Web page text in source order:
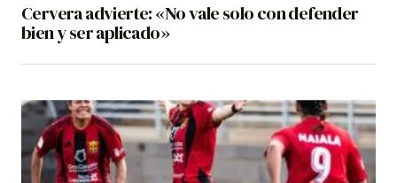
Cervera advierte: «No vale solo con defender
bien y ser aplicado»